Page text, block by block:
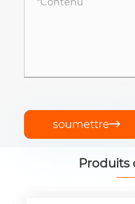
soumettre
Produits